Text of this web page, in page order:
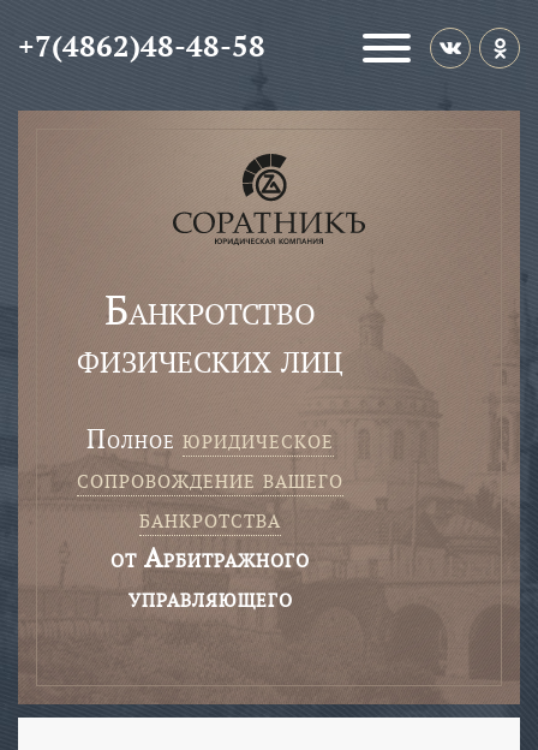
+7(4862)48-48-58
Банкротство
физических лиц
полное юридическое
сопровождение вашего
банкротства
от Арбитражного
управляющего